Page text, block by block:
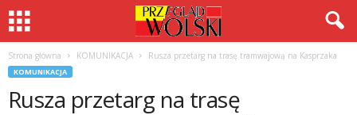
Strona główna KOMUNIKACJA Rusza przetarg na trasę tramwajową na Kasprzaka
KOMUNIKACJA
Rusza przetarg na trasę